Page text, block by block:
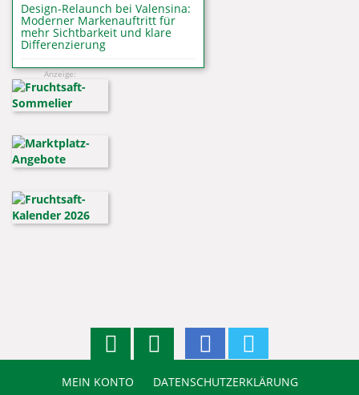
Design-Relaunch bei Valensina:
Moderner Markenauftritt für
mehr Sichtbarkeit und klare
Differenzierung
Anzeige:
MEIN KONTO DATENSCHUTZERKLÄRUNG